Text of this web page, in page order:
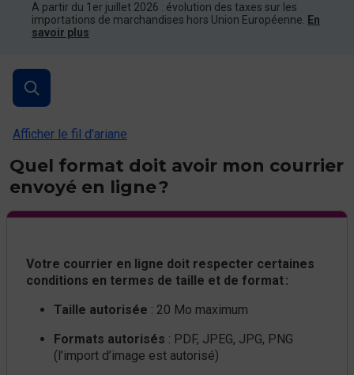
A partir du 1er juillet 2026 : évolution des taxes sur les
importations de marchandises hors Union Européenne.
En
savoir plus
Afficher le fil d'ariane
Quel format doit avoir mon courrier
envoyé en ligne ?
Votre courrier en ligne doit respecter certaines
conditions en termes de taille et de format :
Taille autorisée : 20 Mo maximum
Formats autorisés : PDF, JPEG, JPG, PNG
(l’import d’image est autorisé)